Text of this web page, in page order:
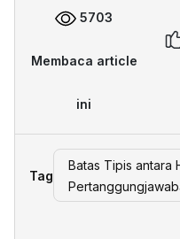
5703
Membaca article
ini
Tag
Batas Tipis antara